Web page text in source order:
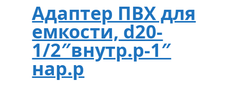
Адаптер ПВХ для
емкости, d20-
1/2″внутр.р-1″
нар.р